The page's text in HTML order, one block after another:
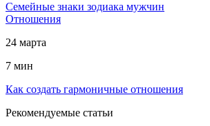
Cемейные знаки зодиака мужчин
Отношения
24 марта
7 мин
Как создать гармоничные отношения
Рекомендуемые статьи